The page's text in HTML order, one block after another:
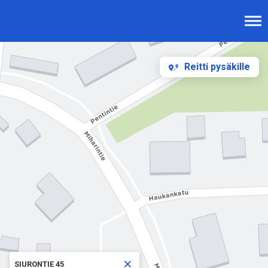
Reitti pysäkille
SIURONTIE 45 ×